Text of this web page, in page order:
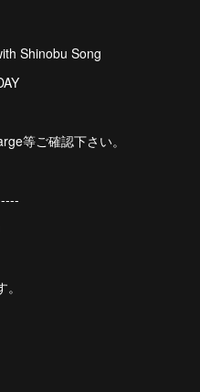
Shinobu Song
等ご確認下さい。